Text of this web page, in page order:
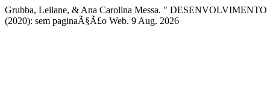
Grubba, Leilane, & Ana Carolina Messa. "
(2020): sem paginaÃ§Ã£o Web. 9 Aug. 2026